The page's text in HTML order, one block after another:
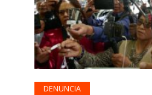
DENUNCIA